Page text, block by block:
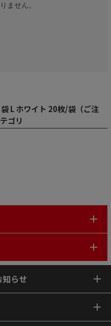
ません。
L ホワイト 20枚/袋（ご注
ゴリ
らせ